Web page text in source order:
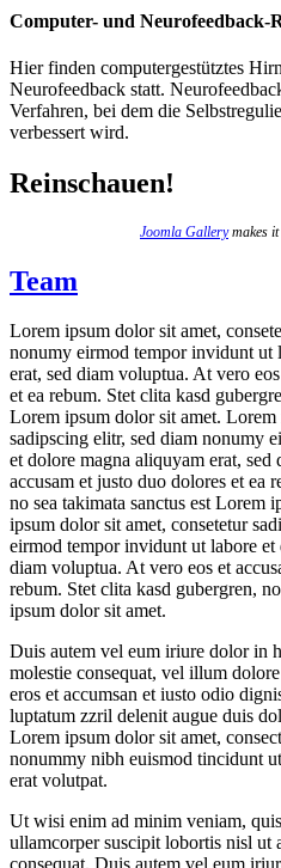
Computer- und Neurofeedback-
Hier finden computergestütztes
Neurofeedback statt.
Verfahren, bei dem die
verbessert wird.
Reinschauen!
Joomla Gallerymakes it
Team
Lorem ipsum dolor sit amet,
nonumy eirmod tempor invidunt ut
erat, sed diam voluptua. At vero
et ea rebum. Stet clita kasd
Lorem ipsum dolor sit amet.
sadipscing elitr, sed diam nonumy
et dolore magna aliquyam erat,
accusam et justo duo dolores et ea
no sea takimata sanctus est Lorem
ipsum dolor sit amet, consetetur
eirmod tempor invidunt ut labore
diam voluptua. At vero eos et
rebum. Stet clita kasd gubergren,
ipsum dolor sit amet.
Duis autem vel eum iriure dolor in
molestie consequat, vel illum
eros et accumsan et iusto odio
luptatum zzril delenit augue duis
Lorem ipsum dolor sit amet,
nonummy nibh euismod tincidunt
erat volutpat.
Ut wisi enim ad minim veniam,
ullamcorper suscipit lobortis nisl ut